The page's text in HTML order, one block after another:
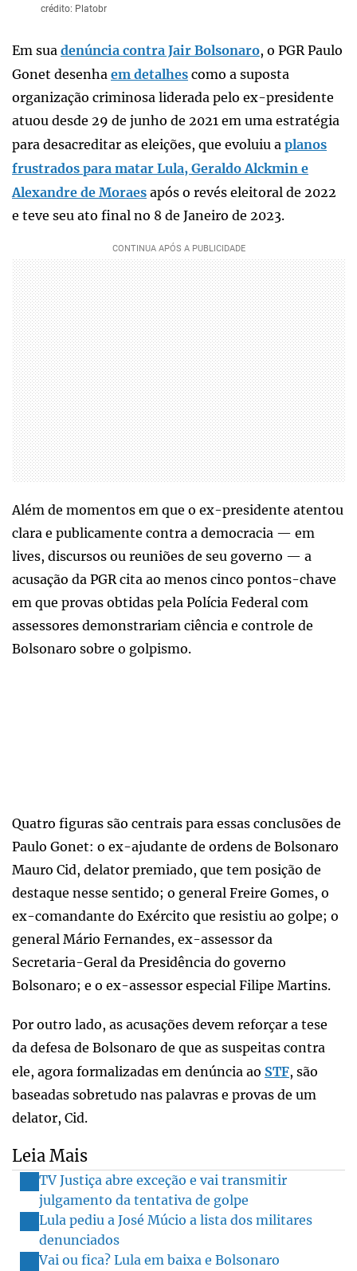
crédito: Platobr
Em sua denúncia contra Jair Bolsonaro, o PGR Paulo
Gonet desenha em detalhes como a suposta
organização criminosa liderada pelo ex-presidente
atuou desde 29 de junho de 2021 em uma estratégia
para desacreditar as eleições, que evoluiu a planos
frustrados para matar Lula, Geraldo Alckmin e
Alexandre de Moraes após o revés eleitoral de 2022
e teve seu ato final no 8 de Janeiro de 2023.
Além de momentos em que o ex-presidente atentou
clara e publicamente contra a democracia — em
lives, discursos ou reuniões de seu governo — a
acusação da PGR cita ao menos cinco pontos-chave
em que provas obtidas pela Polícia Federal com
assessores demonstrariam ciência e controle de
Bolsonaro sobre o golpismo.
Quatro figuras são centrais para essas conclusões de
Paulo Gonet: o ex-ajudante de ordens de Bolsonaro
Mauro Cid, delator premiado, que tem posição de
destaque nesse sentido; o general Freire Gomes, o
ex-comandante do Exército que resistiu ao golpe; o
general Mário Fernandes, ex-assessor da
Secretaria-Geral da Presidência do governo
Bolsonaro; e o ex-assessor especial Filipe Martins.
Por outro lado, as acusações devem reforçar a tese
da defesa de Bolsonaro de que as suspeitas contra
ele, agora formalizadas em denúncia ao STF, são
baseadas sobretudo nas palavras e provas de um
delator, Cid.
Leia Mais
TV Justiça abre exceção e vai transmitir
julgamento da tentativa de golpe
Lula pediu a José Múcio a lista dos militares
denunciados
Vai ou fica? Lula em baixa e Bolsonaro